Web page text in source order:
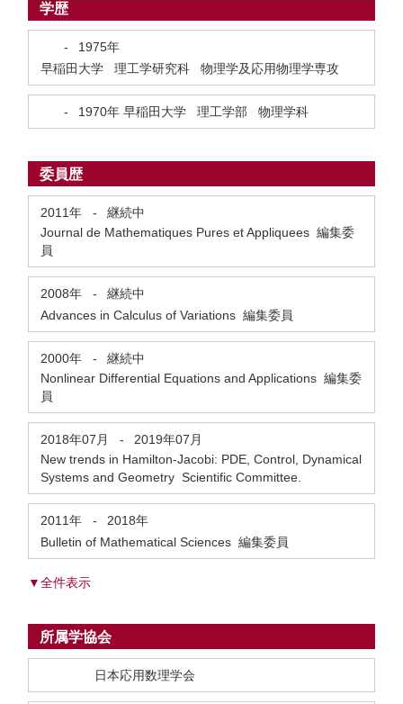
学歴
-
1975年
早稲田大学 理工学研究科 物理学及応用物理学専攻
- 1970年 早稲田大学 理工学部 物理学科
委員歴
2011年 -
継続中
Journal de Mathematiques Pures et Appliquees 編集委
員
2008年 -
継続中
Advances in Calculus of Variations 編集委員
2000年 -
継続中
Nonlinear Differential Equations and Applications 編集委
員
2018年07月 -
2019年07月
New trends in Hamilton-Jacobi: PDE, Control, Dynamical
Systems and Geometry Scientific Committee.
2011年 -
2018年
Bulletin of Mathematical Sciences 編集委員
▼全件表示
所属学協会
日本応用数理学会